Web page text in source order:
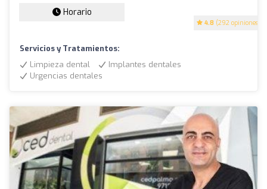
4.8 (292 opiniones)
Horario
Servicios y Tratamientos:
Limpieza dental
Implantes dentales
Urgencias dentales